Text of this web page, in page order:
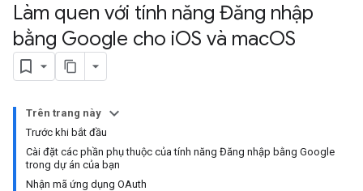
Làm quen với tính năng Đăng nhập
bằng Google cho iOS và macOS
Trên trang này
Trước khi bắt đầu
Cài đặt các phần phụ thuộc của tính năng Đăng nhập bằng Google
trong dự án của bạn
Nhận mã ứng dụng OAuth